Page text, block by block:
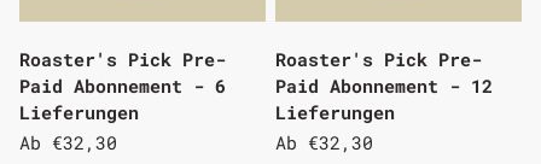
Roaster's Pick Pre-
Paid Abonnement - 6
Lieferungen
Ab €32,30
Roaster's Pick Pre-
Paid Abonnement - 12
Lieferungen
Ab €32,30